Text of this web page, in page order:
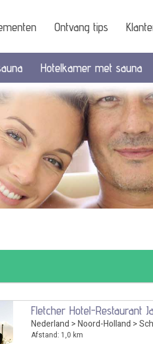
Ontvang tips
Hotelkamer met sauna
Fletcher Hotel-Restaurant
Nederland > Noord-Holland >
Afstand: 1,0 km